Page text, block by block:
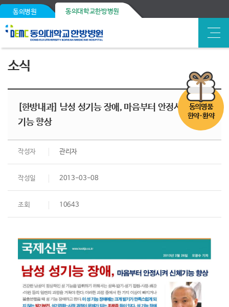
동의병원 동의대학교한방병원
동의명품
한약·환약
소식
[한방내과] 남성 성기능 장애, 마음부터 안정시켜 신체
기능 향상
작성자 관리자
작성일 2013-03-08
조회 10643